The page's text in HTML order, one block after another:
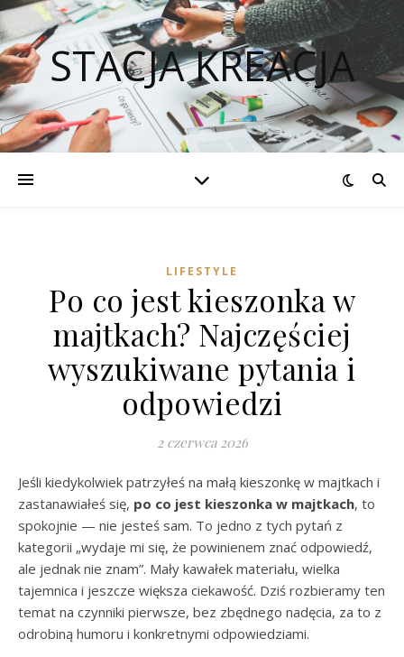
STACJA KREACJA
LIFESTYLE
Po co jest kieszonka w
majtkach? Najczęściej
wyszukiwane pytania i
odpowiedzi
2 czerwca 2026
Jeśli kiedykolwiek patrzyłeś na małą kieszonkę w majtkach i
zastanawiałeś się, po co jest kieszonka w majtkach, to
spokojnie — nie jesteś sam. To jedno z tych pytań z
kategorii „wydaje mi się, że powinienem znać odpowiedź,
ale jednak nie znam”. Mały kawałek materiału, wielka
tajemnica i jeszcze większa ciekawość. Dziś rozbieramy ten
temat na czynniki pierwsze, bez zbędnego nadęcia, za to z
odrobiną humoru i konkretnymi odpowiedziami.